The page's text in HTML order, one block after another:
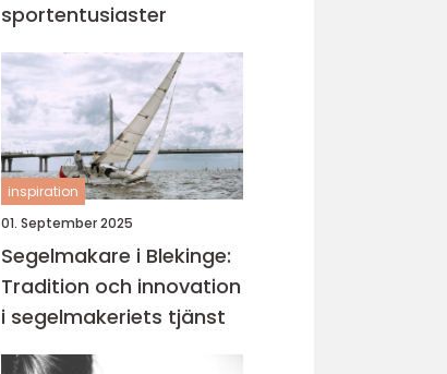
sportentusiaster
inspiration
01. September 2025
Segelmakare i Blekinge:
Tradition och innovation
i segelmakeriets tjänst